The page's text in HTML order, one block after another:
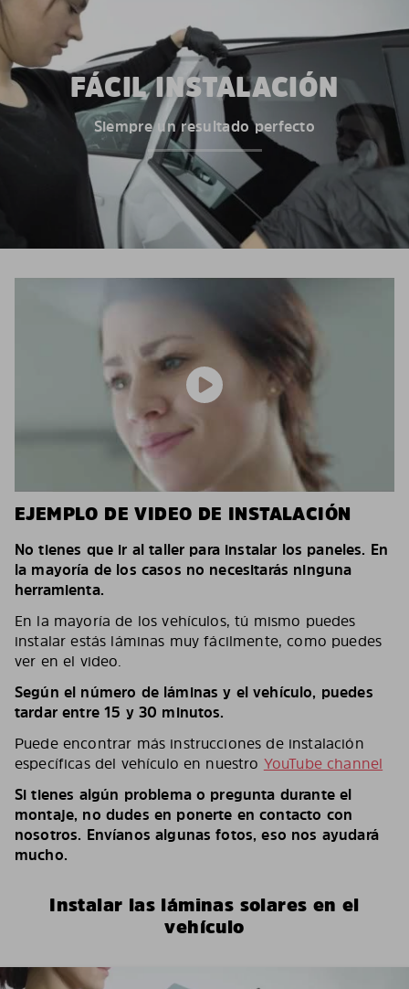
FÁCIL INSTALACIÓN
Siempre un resultado perfecto
EJEMPLO DE VIDEO DE INSTALACIÓN
No tienes que ir al taller para instalar los paneles. En
la mayoría de los casos no necesitarás ninguna
herramienta.
En la mayoría de los vehículos, tú mismo puedes
instalar estás láminas muy fácilmente, como puedes
ver en el video.
Según el número de láminas y el vehículo, puedes
tardar entre 15 y 30 minutos.
Puede encontrar más instrucciones de instalación
específicas del vehículo en nuestro YouTube channel
Si tienes algún problema o pregunta durante el
montaje, no dudes en ponerte en contacto con
nosotros. Envíanos algunas fotos, eso nos ayudará
mucho.
Instalar las láminas solares en el
vehículo